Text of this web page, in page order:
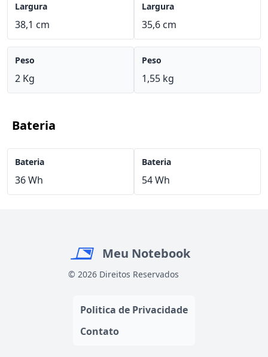
Largura
38,1 cm
Peso
2 Kg
Largura
35,6 cm
Peso
1,55 kg
Bateria
Bateria
36 Wh
Bateria
54 Wh
Meu Notebook
© 2026 Direitos Reservados
Politica de Privacidade
Contato